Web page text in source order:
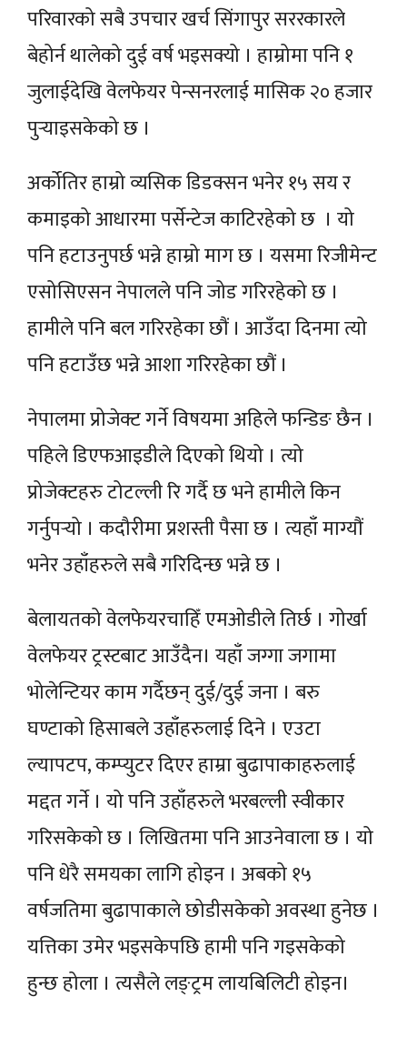
परिवारको सबै उपचार खर्च सिंगापुर सररकारले
बेहोर्न थालेको दुई वर्ष भइसक्यो । हाम्रोमा पनि १
जुलाईदेखि वेलफेयर पेन्सनरलाई मासिक २० हजार
पुर्‍याइसकेको छ ।
अर्कोतिर हाम्रो व्यसिक डिडक्सन भनेर १५ सय र
कमाइको आधारमा पर्सेन्टेज काटिरहेको छ । यो
पनि हटाउनुपर्छ भन्ने हाम्रो माग छ । यसमा रिजीमेन्ट
एसोसिएसन नेपालले पनि जोड गरिरहेको छ ।
हामीले पनि बल गरिरहेका छौं । आउँदा दिनमा त्यो
पनि हटाउँछ भन्ने आशा गरिरहेका छौं ।
नेपालमा प्रोजेक्ट गर्ने विषयमा अहिले फन्डिङ छैन ।
पहिले डिएफआइडीले दिएको थियो । त्यो
प्रोजेक्टहरु टोटल्ली रि गर्दै छ भने हामीले किन
गर्नुपर्‍यो । कदौरीमा प्रशस्ती पैसा छ । त्यहाँ माग्यौं
भनेर उहाँहरुले सबै गरिदिन्छ भन्ने छ ।
बेलायतको वेलफेयरचाहिँ एमओडीले तिर्छ । गोर्खा
वेलफेयर ट्रस्टबाट आउँदैन। यहाँ जग्गा जगामा
भोलेन्टियर काम गर्दैछन् दुई/दुई जना । बरु
घण्टाको हिसाबले उहाँहरुलाई दिने । एउटा
ल्यापटप, कम्प्युटर दिएर हाम्रा बुढापाकाहरुलाई
मद्दत गर्ने । यो पनि उहाँहरुले भरबल्ली स्वीकार
गरिसकेको छ । लिखितमा पनि आउनेवाला छ । यो
पनि धेरै समयका लागि होइन । अबको १५
वर्षजतिमा बुढापाकाले छोडीसकेको अवस्था हुनेछ ।
यत्तिका उमेर भइसकेपछि हामी पनि गइसकेको
हुन्छ होला । त्यसैले लङ्ट्रम लायबिलिटी होइन।